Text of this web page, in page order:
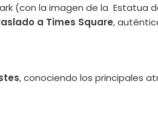
(con la imagen de la Estatua
a Times Square,
, conociendo los principales